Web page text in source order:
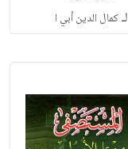
لـكمال الدين أبي ا